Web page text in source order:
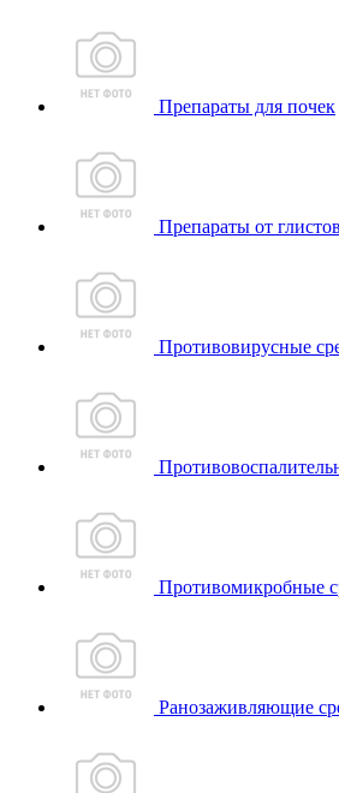
Препараты для почек
Препараты от глистов
Противовирусные
Противомикробные
Ранозаживляющие